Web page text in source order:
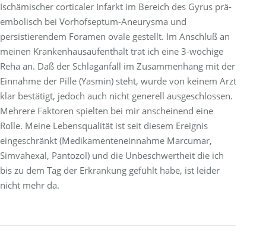
Ischämischer corticaler Infarkt im Bereich des Gyrus prä-
embolisch bei Vorhofseptum-Aneurysma und
persistierendem Foramen ovale gestellt. Im Anschluß an
meinen Krankenhausaufenthalt trat ich eine 3-wöchige
Reha an. Daß der Schlaganfall im Zusammenhang mit der
Einnahme der Pille (Yasmin) steht, wurde von keinem Arzt
klar bestätigt, jedoch auch nicht generell ausgeschlossen.
Mehrere Faktoren spielten bei mir anscheinend eine
Rolle. Meine Lebensqualität ist seit diesem Ereignis
eingeschränkt (Medikamenteneinnahme Marcumar,
Simvahexal, Pantozol) und die Unbeschwertheit die ich
bis zu dem Tag der Erkrankung gefühlt habe, ist leider
nicht mehr da.